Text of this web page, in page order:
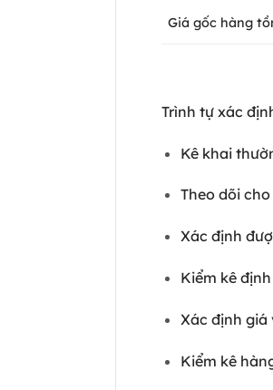
Giá gốc hàng
Trình tự xác
Kê khai
Theo dõi
Xác định
Kiểm kê
Xác định
Kiểm kê